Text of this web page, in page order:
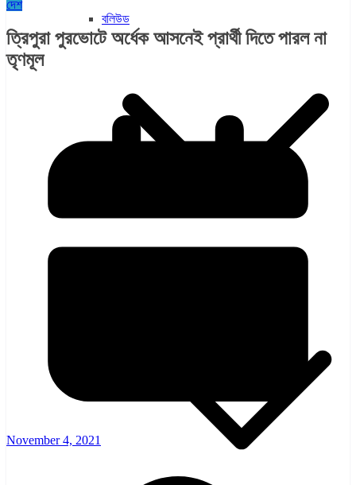
বলিউড
দেশ
ত্রিপুরা পুরভোটে অর্ধেক আসনেই প্রার্থী দিতে পারল না
তৃণমূল
November 4, 2021